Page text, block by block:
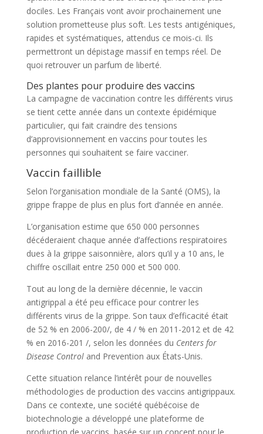
dociles. Les Français vont avoir prochainement une
solution prometteuse plus soft. Les tests antigéniques,
rapides et systématiques, attendus ce mois-ci. Ils
permettront un dépistage massif en temps réel. De
quoi retrouver un parfum de liberté.
Des plantes pour produire des vaccins
La campagne de vaccination contre les différents virus
se tient cette année dans un contexte épidémique
particulier, qui fait craindre des tensions
d’approvisionnement en vaccins pour toutes les
personnes qui souhaitent se faire vacciner.
Vaccin faillible
Selon l’organisation mondiale de la Santé (OMS), la
grippe frappe de plus en plus fort d’année en année.
L’organisation estime que 650 000 personnes
décéderaient chaque année d’affections respiratoires
dues à la grippe saisonnière, alors qu’il y a 10 ans, le
chiffre oscillait entre 250 000 et 500 000.
Tout au long de la dernière décennie, le vaccin
antigrippal a été peu efficace pour contrer les
différents virus de la grippe. Son taux d’efficacité était
de 52 % en 2006-200/, de 4 / % en 2011-2012 et de 42
% en 2016-201 /, selon les données du Centers for
Disease Controland Prevention aux États-Unis.
Cette situation relance l’intérêt pour de nouvelles
méthodologies de production des vaccins antigrippaux.
Dans ce contexte, une société québécoise de
biotechnologie a développé une plateforme de